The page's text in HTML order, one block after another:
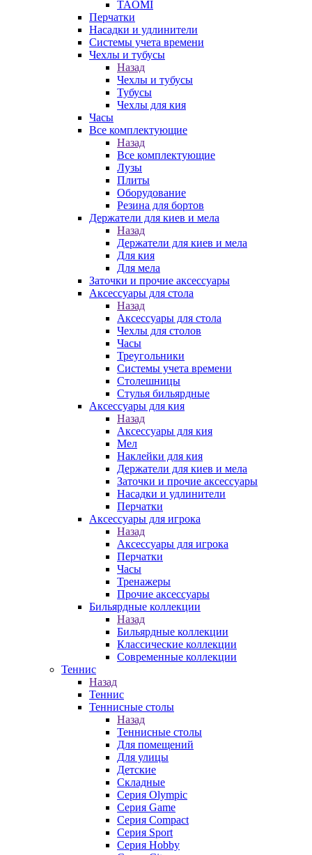
TAOMI
Перчатки
Насадки и удлинители
Системы учета времени
Чехлы и тубусы
Назад
Чехлы и тубусы
Тубусы
Чехлы для кия
Часы
Все комплектующие
Назад
Все комплектующие
Лузы
Плиты
Оборудование
Резина для бортов
Держатели для киев и мела
Назад
Держатели для киев и мела
Для кия
Для мела
Заточки и прочие аксессуары
Аксессуары для стола
Назад
Аксессуары для стола
Чехлы для столов
Часы
Треугольники
Системы учета времени
Столешницы
Стулья бильярдные
Аксессуары для кия
Назад
Аксессуары для кия
Мел
Наклейки для кия
Держатели для киев и мела
Заточки и прочие аксессуары
Насадки и удлинители
Перчатки
Аксессуары для игрока
Назад
Аксессуары для игрока
Перчатки
Часы
Тренажеры
Прочие аксессуары
Бильярдные коллекции
Назад
Бильярдные коллекции
Классические коллекции
Современные коллекции
Теннис
Назад
Теннис
Теннисные столы
Назад
Теннисные столы
Для помещений
Для улицы
Детские
Складные
Серия Olympic
Серия Game
Серия Compact
Серия Sport
Серия Hobby